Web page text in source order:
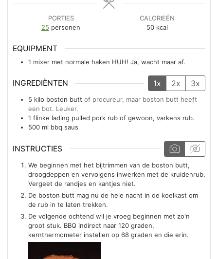
PORTIES
25 personen
CALORIEËN
50 kcal
EQUIPMENT
1 mixer met normale haken HUH! Ja, wacht maar af.
INGREDIËNTEN 1x 2x 3x
5 kilo boston butt of procureur, maar boston butt heeft
een bot. Leuker.
1 flinke lading pulled pork rub of gewoon, varkens rub.
500 ml bbq saus
INSTRUCTIES
We beginnen met het bijtrimmen van de boston butt,
droogdeppen en vervolgens inwerken met de kruidenrub.
Vergeet de randjes en kantjes niet.
De boston butt mag nu de hele nacht in de koelkast om
de rub in te laten trekken.
De volgende ochtend wil je vroeg beginnen met zo'n
groot stuk. BBQ indirect naar 120 graden,
kernthermometer instellen op 68 graden en die erin.